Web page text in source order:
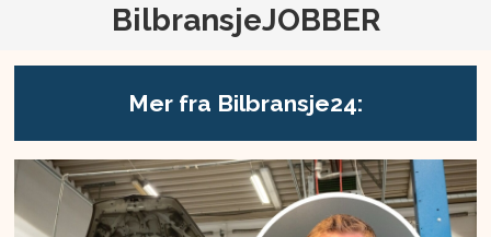
BilbransjeJOBBER
Mer fra Bilbransje24: